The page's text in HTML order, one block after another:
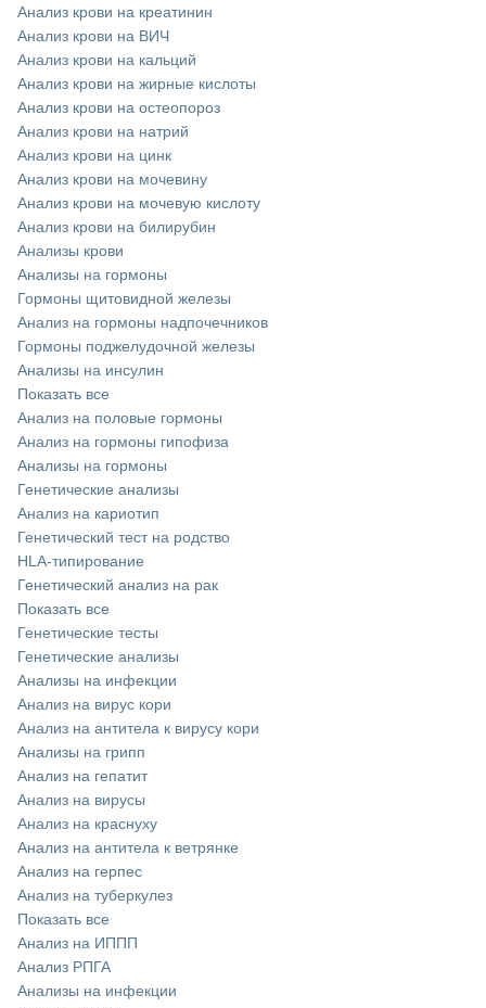
Анализ крови на креатинин
Анализ крови на ВИЧ
Анализ крови на кальций
Анализ крови на жирные кислоты
Анализ крови на остеопороз
Анализ крови на натрий
Анализ крови на цинк
Анализ крови на мочевину
Анализ крови на мочевую кислоту
Анализ крови на билирубин
Анализы крови
Анализы на гормоны
Гормоны щитовидной железы
Анализ на гормоны надпочечников
Гормоны поджелудочной железы
Анализы на инсулин
Показать все
Анализ на половые гормоны
Анализ на гормоны гипофиза
Анализы на гормоны
Генетические анализы
Анализ на кариотип
Генетический тест на родство
HLA-типирование
Генетический анализ на рак
Показать все
Генетические тесты
Генетические анализы
Анализы на инфекции
Анализ на вирус кори
Анализ на антитела к вирусу кори
Анализы на грипп
Анализ на гепатит
Анализ на вирусы
Анализ на краснуху
Анализ на антитела к ветрянке
Анализ на герпес
Анализ на туберкулез
Показать все
Анализ на ИППП
Анализ РПГА
Анализы на инфекции